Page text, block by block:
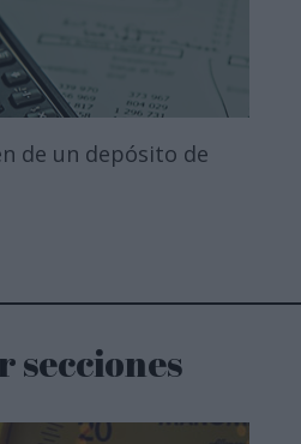
de un depósito de
secciones